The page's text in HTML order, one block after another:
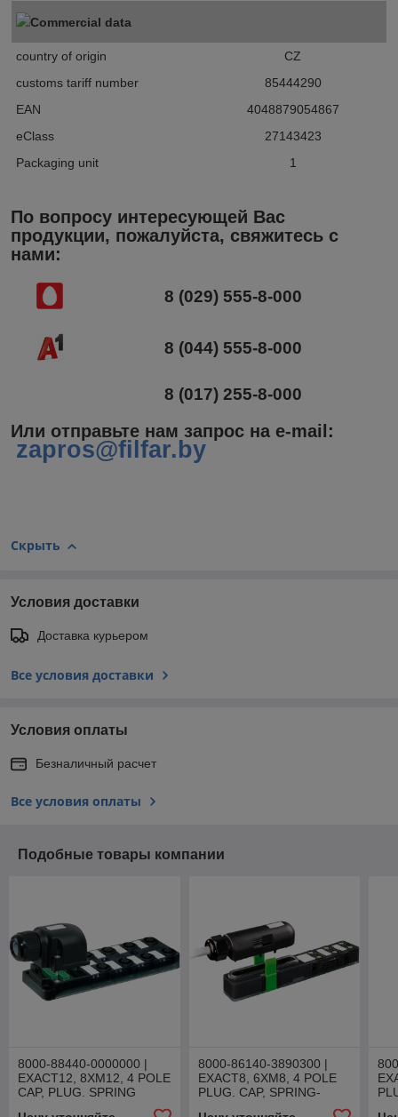
Commercial data
country of origin
CZ
customs tariff number
85444290
EAN
4048879054867
eClass
27143423
Packaging unit
1
По вопросу интересующей Вас
продукции, пожалуйста, свяжитесь с
нами:
8 (029) 555-8-000
8 (044) 555-8-000
8 (017) 255-8-000
Или отправьте нам запрос на e-mail :
zapros@filfar.by
Скрыть
Условия доставки
Доставка курьером
Все условия доставки
Условия оплаты
Безналичный расчет
Все условия оплаты
Подобные товары компании
8000-88440-0000000 |
EXACT12, 8XM12, 4 POLE
CAP, PLUG. SPRING
8000-86140-3890300 |
EXACT8, 6XM8, 4 POLE
PLUG. CAP, SPRING-